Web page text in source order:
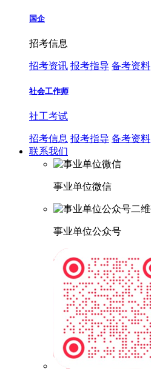
国企
招考信息
招考资讯 报考指导 备考资料
社会工作师
社工考试
招考信息 报考指导 备考资料
联系我们
事业单位微信
事业单位公众号